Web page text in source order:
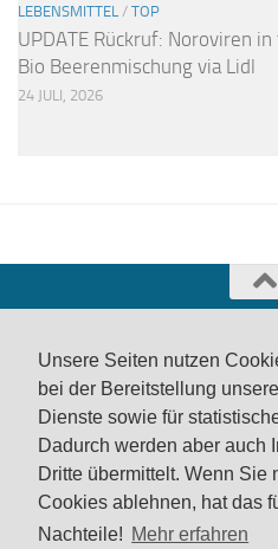
Unsere Seiten nutzen
bei der Bereitstellung
Dienste sowie für
Dadurch werden aber auch
Dritte übermittelt. Wenn Sie
Cookies ablehnen, hat das
Nachteile! Mehr erfahren
LEBENSMITTEL / TOP
UPDATE Rückruf: Noroviren
Bio Beerenmischung via Lidl
24 JULI, 2026
Made in Gerstetten |
Alle genannten Marken,
Medienangebotes sind durch die
Rechteinhaber geschützt, und